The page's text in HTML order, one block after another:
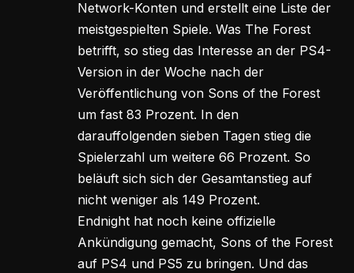
Network-Konten und erstellt eine Liste der
meistgespielten Spiele. Was The Forest
betrifft, so stieg das Interesse an der PS4-
Version in der Woche nach der
Veröffentlichung von Sons of the Forest
um fast 83 Prozent. In den
darauffolgenden sieben Tagen stieg die
Spielerzahl um weitere 66 Prozent. So
beläuft sich sich der Gesamtanstieg auf
nicht weniger als 149 Prozent.
Endnight hat noch keine offizielle
Ankündigung gemacht, Sons of the Forest
auf PS4 und PS5 zu bringen. Und das